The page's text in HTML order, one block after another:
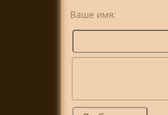
Ваше имя: